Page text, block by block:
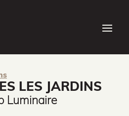
LES JARDINS
Luminaire